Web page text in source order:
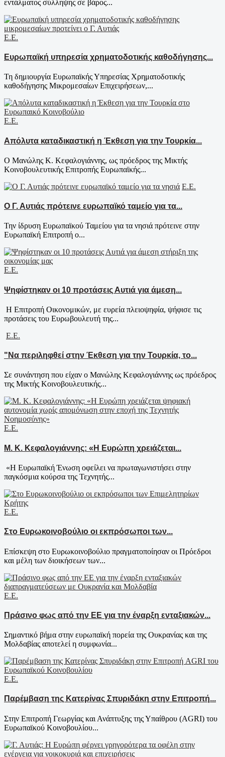
εντάλματος σύλληψης σε βάρος...
Ε.Ε.
Ευρωπαϊκή υπηρεσία χρηματοδοτικής καθοδήγησης...
Τη δημιουργία Ευρωπαϊκής Υπηρεσίας Χρηματοδοτικής
καθοδήγησης Μικρομεσαίων Επιχειρήσεων,...
Ε.Ε.
Απόλυτα καταδικαστική η Έκθεση για την Τουρκία...
Ο Μανώλης Κ. Κεφαλογιάννης, ως πρόεδρος της Μικτής
Κοινοβουλευτικής Επιτροπής Ευρωπαϊκής...
Ε.Ε.
Ο Γ. Αυτιάς πρότεινε ευρωπαϊκό ταμείο για τα...
Την ίδρυση Ευρωπαϊκού Ταμείου για τα νησιά πρότεινε στην
Ευρωπαϊκή Επιτροπή ο...
Ε.Ε.
Ψηφίστηκαν οι 10 προτάσεις Αυτιά για άμεση...
Η Επιτροπή Οικονομικών, με ευρεία πλειοψηφία, ψήφισε τις
προτάσεις του Ευρωβουλευτή της...
Ε.Ε.
"Να περιληφθεί στην Έκθεση για την Τουρκία, το...
Σε συνάντηση που είχαν ο Μανώλης Κεφαλογιάννης ως πρόεδρος
της Μικτής Κοινοβουλευτικής...
Ε.Ε.
Μ. Κ. Κεφαλογιάννης: «Η Ευρώπη χρειάζεται...
«Η Ευρωπαϊκή Ένωση οφείλει να πρωταγωνιστήσει στην
παγκόσμια κούρσα της Τεχνητής...
Ε.Ε.
Στο Ευρωκοινοβούλιο οι εκπρόσωποι των...
Επίσκεψη στο Ευρωκοινοβούλιο πραγματοποίησαν οι Πρόεδροι
και μέλη των διοικήσεων των...
Ε.Ε.
Πράσινο φως από την ΕΕ για την έναρξη ενταξιακών...
Σημαντικό βήμα στην ευρωπαϊκή πορεία της Ουκρανίας και της
Μολδαβίας αποτελεί η συμφωνία...
Ε.Ε.
Παρέμβαση της Κατερίνας Σπυριδάκη στην Επιτροπή...
Στην Επιτροπή Γεωργίας και Ανάπτυξης της Υπαίθρου (AGRI) του
Ευρωπαϊκού Κοινοβουλίου...